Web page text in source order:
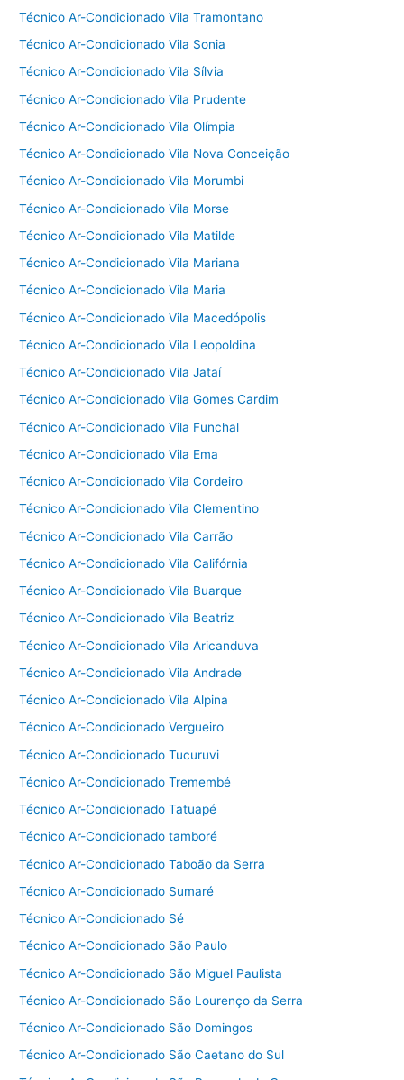
Técnico Ar-Condicionado Vila Tramontano
Técnico Ar-Condicionado Vila Sonia
Técnico Ar-Condicionado Vila Sílvia
Técnico Ar-Condicionado Vila Prudente
Técnico Ar-Condicionado Vila Olímpia
Técnico Ar-Condicionado Vila Nova Conceição
Técnico Ar-Condicionado Vila Morumbi
Técnico Ar-Condicionado Vila Morse
Técnico Ar-Condicionado Vila Matilde
Técnico Ar-Condicionado Vila Mariana
Técnico Ar-Condicionado Vila Maria
Técnico Ar-Condicionado Vila Macedópolis
Técnico Ar-Condicionado Vila Leopoldina
Técnico Ar-Condicionado Vila Jataí
Técnico Ar-Condicionado Vila Gomes Cardim
Técnico Ar-Condicionado Vila Funchal
Técnico Ar-Condicionado Vila Ema
Técnico Ar-Condicionado Vila Cordeiro
Técnico Ar-Condicionado Vila Clementino
Técnico Ar-Condicionado Vila Carrão
Técnico Ar-Condicionado Vila Califórnia
Técnico Ar-Condicionado Vila Buarque
Técnico Ar-Condicionado Vila Beatriz
Técnico Ar-Condicionado Vila Aricanduva
Técnico Ar-Condicionado Vila Andrade
Técnico Ar-Condicionado Vila Alpina
Técnico Ar-Condicionado Vergueiro
Técnico Ar-Condicionado Tucuruvi
Técnico Ar-Condicionado Tremembé
Técnico Ar-Condicionado Tatuapé
Técnico Ar-Condicionado tamboré
Técnico Ar-Condicionado Taboão da Serra
Técnico Ar-Condicionado Sumaré
Técnico Ar-Condicionado Sé
Técnico Ar-Condicionado São Paulo
Técnico Ar-Condicionado São Miguel Paulista
Técnico Ar-Condicionado São Lourenço da Serra
Técnico Ar-Condicionado São Domingos
Técnico Ar-Condicionado São Caetano do Sul